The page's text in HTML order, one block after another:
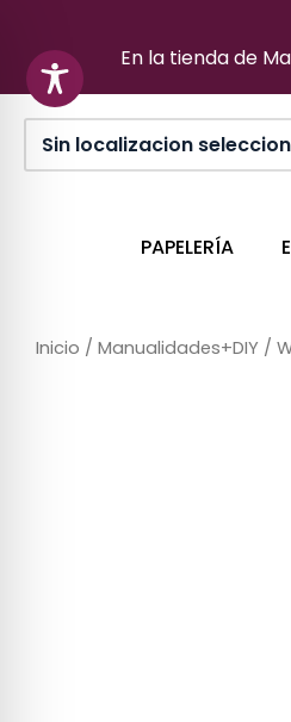
contenido
En la tienda de
PAPELERÍA
Inicio / Manualidades+DIY /